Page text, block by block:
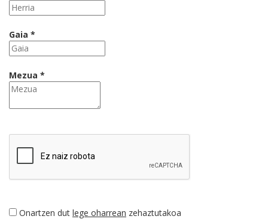
Gaia *
Mezua *
Onartzen dut lege oharrean zehaztutakoa